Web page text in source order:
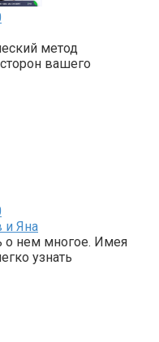
метод
вашего
и Яна
о нем многое. Имея
узнать